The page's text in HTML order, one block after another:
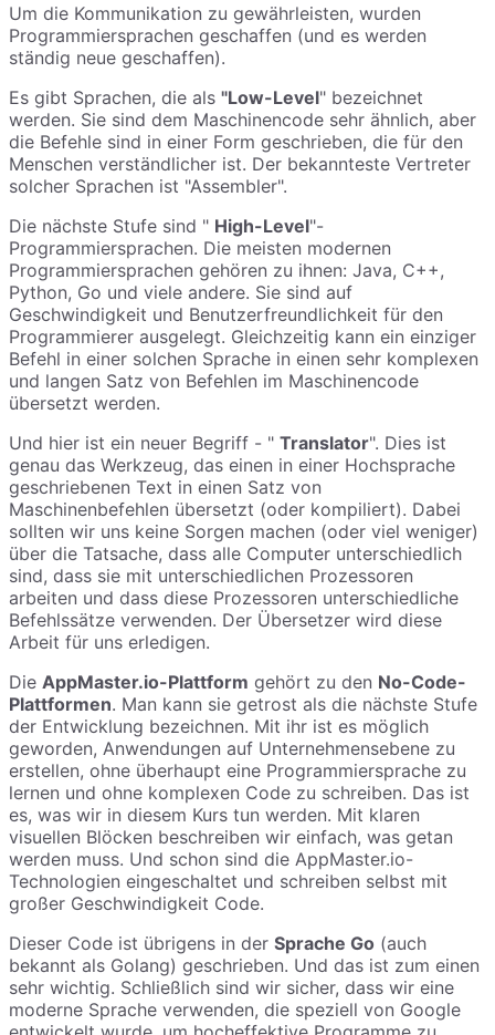
Um die Kommunikation zu gewährleisten, wurden
Programmiersprachen geschaffen (und es werden
ständig neue geschaffen).
Es gibt Sprachen, die als "Low-Level" bezeichnet
werden. Sie sind dem Maschinencode sehr ähnlich, aber
die Befehle sind in einer Form geschrieben, die für den
Menschen verständlicher ist. Der bekannteste Vertreter
solcher Sprachen ist "Assembler".
Die nächste Stufe sind " High-Level"-
Programmiersprachen. Die meisten modernen
Programmiersprachen gehören zu ihnen: Java, C++,
Python, Go und viele andere. Sie sind auf
Geschwindigkeit und Benutzerfreundlichkeit für den
Programmierer ausgelegt. Gleichzeitig kann ein einziger
Befehl in einer solchen Sprache in einen sehr komplexen
und langen Satz von Befehlen im Maschinencode
übersetzt werden.
Und hier ist ein neuer Begriff - " Translator". Dies ist
genau das Werkzeug, das einen in einer Hochsprache
geschriebenen Text in einen Satz von
Maschinenbefehlen übersetzt (oder kompiliert). Dabei
sollten wir uns keine Sorgen machen (oder viel weniger)
über die Tatsache, dass alle Computer unterschiedlich
sind, dass sie mit unterschiedlichen Prozessoren
arbeiten und dass diese Prozessoren unterschiedliche
Befehlssätze verwenden. Der Übersetzer wird diese
Arbeit für uns erledigen.
Die AppMaster.io-Plattform gehört zu den No-Code-
Plattformen. Man kann sie getrost als die nächste Stufe
der Entwicklung bezeichnen. Mit ihr ist es möglich
geworden, Anwendungen auf Unternehmensebene zu
erstellen, ohne überhaupt eine Programmiersprache zu
lernen und ohne komplexen Code zu schreiben. Das ist
es, was wir in diesem Kurs tun werden. Mit klaren
visuellen Blöcken beschreiben wir einfach, was getan
werden muss. Und schon sind die AppMaster.io-
Technologien eingeschaltet und schreiben selbst mit
großer Geschwindigkeit Code.
Dieser Code ist übrigens in der Sprache Go (auch
bekannt als Golang) geschrieben. Und das ist zum einen
sehr wichtig. Schließlich sind wir sicher, dass wir eine
moderne Sprache verwenden, die speziell von Google